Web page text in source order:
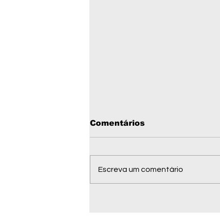
Comentários
Escreva um comentário